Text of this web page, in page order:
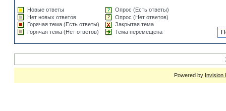
Новые ответы
Нет новых ответов
Горячая тема (Есть ответы)
Горячая тема (Нет ответов)
Опрос (Есть ответы)
Опрос (Нет ответов)
Закрытая тема
Тема перемещена
Powered by Invision